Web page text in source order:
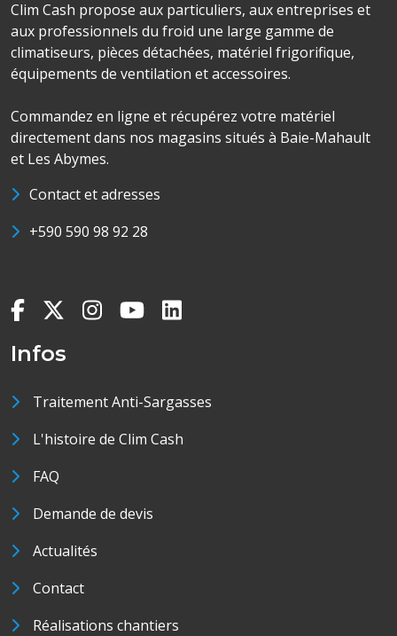
Clim Cash propose aux particuliers, aux entreprises et
aux professionnels du froid une large gamme de
climatiseurs, pièces détachées, matériel frigorifique,
équipements de ventilation et accessoires.
Commandez en ligne et récupérez votre matériel
directement dans nos magasins situés à Baie-Mahault
et Les Abymes.
Contact et adresses
+590 590 98 92 28
Infos
Traitement Anti-Sargasses
L'histoire de Clim Cash
FAQ
Demande de devis
Actualités
Contact
Réalisations chantiers